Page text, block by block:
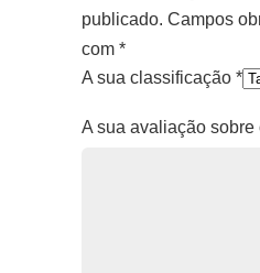
publicado. Campos
com *
A sua classificação *
A sua avaliação sobre